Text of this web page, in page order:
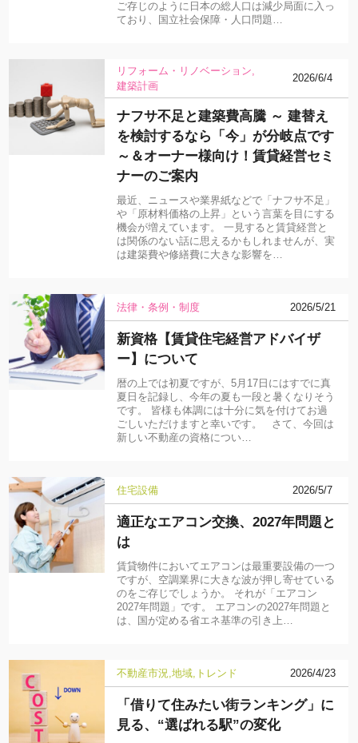
ご存じのように日本の総人口は減少局面に入っ
ており、国立社会保障・人口問題…
リフォーム・リノベーション
建築計画
2026/6/4
ナフサ不足と建築費高騰 ～ 建替え
を検討するなら「今」が分岐点です
～＆オーナー様向け！賃貸経営セミ
ナーのご案内
最近、ニュースや業界紙などで「ナフサ不足」
や「原材料価格の上昇」という言葉を目にする
機会が増えています。 一見すると賃貸経営と
は関係のない話に思えるかもしれませんが、実
は建築費や修繕費に大きな影響を…
法律・条例・制度 2026/5/21
新資格【賃貸住宅経営アドバイザ
ー】について
暦の上では初夏ですが、5月17日にはすでに真
夏日を記録し、今年の夏も一段と暑くなりそう
です。 皆様も体調には十分に気を付けてお過
ごしいただけますと幸いです。 さて、今回は
新しい不動産の資格につい…
住宅設備 2026/5/7
適正なエアコン交換、2027年問題と
は
賃貸物件においてエアコンは最重要設備の一つ
ですが、空調業界に大きな波が押し寄せている
のをご存じでしょうか。 それが「エアコン
2027年問題」です。 エアコンの2027年問題と
は、国が定める省エネ基準の引き上…
不動産市況 地域 トレンド 2026/4/23
「借りて住みたい街ランキング」に
見る、“選ばれる駅”の変化